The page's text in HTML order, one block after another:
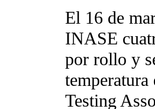
El 16 de
INASE
por rollo y
Testing